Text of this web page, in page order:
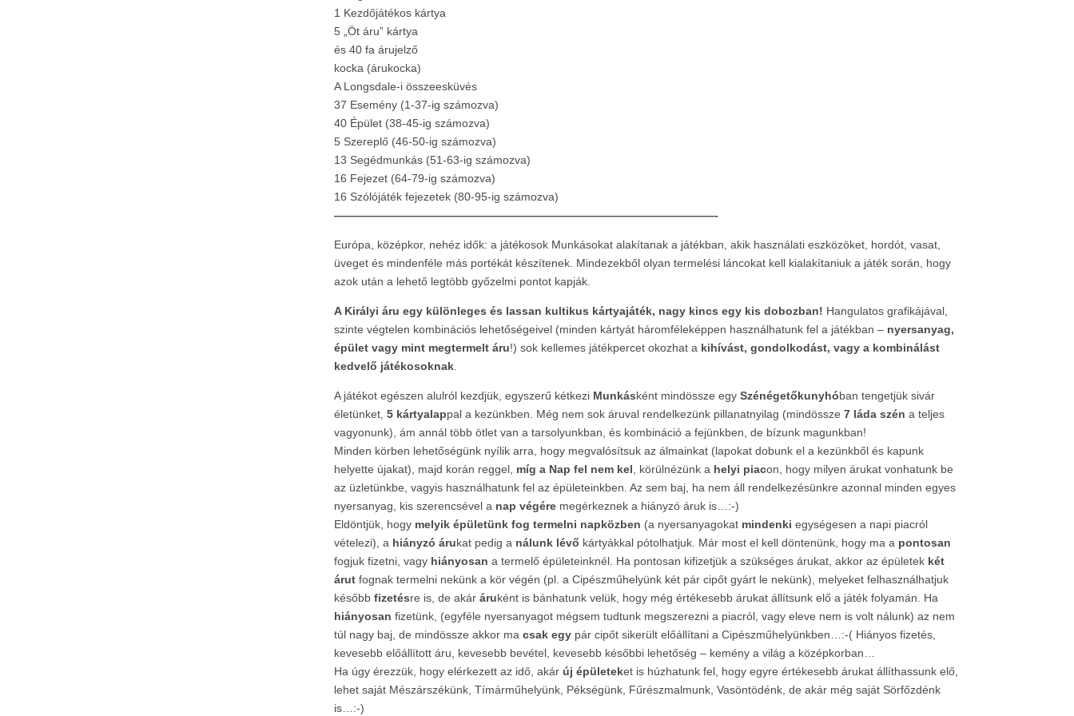
1 Kezdőjátékos kártya
5 „Öt áru” kártya
és 40 fa árujelző
kocka (árukocka)
A Longsdale-i összeesküvés
37 Esemény (1-37-ig számozva)
40 Épület (38-45-ig számozva)
5 Szereplő (46-50-ig számozva)
13 Segédmunkás (51-63-ig számozva)
16 Fejezet (64-79-ig számozva)
16 Szólójáték fejezetek (80-95-ig számozva)
——————————————————————————————————-
Európa, középkor, nehéz idők: a játékosok Munkásokat alakítanak a játékban, akik használati eszközöket, hordót, vasat,
üveget és mindenféle más portékát készítenek. Mindezekből olyan termelési láncokat kell kialakítaniuk a játék során, hogy
azok után a lehető legtöbb győzelmi pontot kapják.
A Királyi áru egy különleges és lassan kultikus kártyajáték, nagy kincs egy kis dobozban! Hangulatos grafikájával,
szinte végtelen kombinációs lehetőségeivel (minden kártyát háromféleképpen használhatunk fel a játékban – nyersanyag,
épület vagy mint megtermelt áru!) sok kellemes játékpercet okozhat a kihívást, gondolkodást, vagy a kombinálást
kedvelő játékosoknak
A játékot egészen alulról kezdjük, egyszerű kétkezi Munkásként mindössze egy Szénégetőkunyhóban tengetjük sivár
életünket, 5 kártyalappal a kezünkben. Még nem sok áruval rendelkezünk pillanatnyilag (mindössze 7 láda szén a teljes
vagyonunk), ám annál több ötlet van a tarsolyunkban, és kombináció a fejünkben, de bízunk magunkban!
Minden körben lehetőségünk nyílik arra, hogy megvalósítsuk az álmainkat (lapokat dobunk el a kezünkből és kapunk
helyette újakat), majd korán reggel, míg a Nap fel nem kel , körülnézünk a helyi piacon, hogy milyen árukat vonhatunk be
az üzletünkbe, vagyis használhatunk fel az épületeinkben. Az sem baj, ha nem áll rendelkezésünkre azonnal minden egyes
nyersanyag, kis szerencsével a nap végére megérkeznek a hiányzó áruk is…:-)
Eldöntjük, hogy melyik épületünk fog termelni napközben (a nyersanyagokat mindenki egységesen a napi piacról
vételezi), a hiányzó árukat pedig a nálunk lévő kártyákkal pótolhatjuk. Már most el kell döntenünk, hogy ma a pontosan
fogjuk fizetni, vagy hiányosan a termelő épületeinknél. Ha pontosan kifizetjük a szükséges árukat, akkor az épületek két
árut fognak termelni nekünk a kör végén (pl. a Cipészműhelyünk két pár cipőt gyárt le nekünk), melyeket felhasználhatjuk
később fizetésre is, de akár áruként is bánhatunk velük, hogy még értékesebb árukat állítsunk elő a játék folyamán. Ha
hiányosan fizetünk, (egyféle nyersanyagot mégsem tudtunk megszerezni a piacról, vagy eleve nem is volt nálunk) az nem
túl nagy baj, de mindössze akkor ma csak egy pár cipőt sikerült előállítani a Cipészműhelyünkben…:-( Hiányos fizetés,
kevesebb előállított áru, kevesebb bevétel, kevesebb későbbi lehetőség – kemény a világ a középkorban…
Ha úgy érezzük, hogy elérkezett az idő, akár új épületeket is húzhatunk fel, hogy egyre értékesebb árukat állíthassunk elő,
lehet saját Mészárszékünk, Tímárműhelyünk, Pékségünk, Fűrészmalmunk, Vasöntödénk, de akár még saját Sörfőzdénk
is…:-)